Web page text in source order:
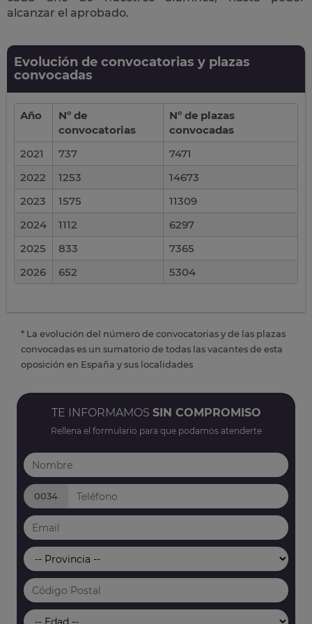
alcanzar el aprobado.
Evolución de convocatorias y plazas
convocadas
Año
Nº de
convocatorias
Nº de plazas
convocadas
2021
737
7471
2022
1253
14673
2023
1575
11309
2024
1112
6297
2025
833
7365
2026
652 5304
* La evolución del número de convocatorias y de las plazas
convocadas es un sumatorio de todas las vacantes de esta
oposición en España y sus localidades
TE INFORMAMOS SIN COMPROMISO
Rellena el formulario para que podamos atenderte
0034